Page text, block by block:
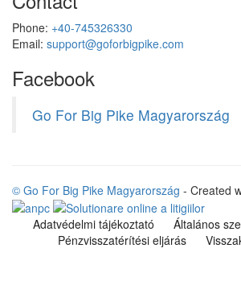
Phone: +40-745326330
Email: support@goforbigpike.com
Facebook
Go For Big Pike Magyarország
© Go For Big Pike Magyarország - Created
Adatvédelmi tájékoztató
Általános
Pénzvisszatérítési eljárás